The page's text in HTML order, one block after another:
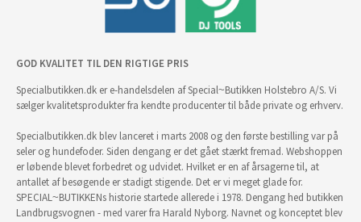
GOD KVALITET TIL DEN RIGTIGE PRIS
Specialbutikken.dk er e-handelsdelen af Special~Butikken Holstebro A/S. Vi
sælger kvalitetsprodukter fra kendte producenter til både private og erhverv.
Specialbutikken.dk blev lanceret i marts 2008 og den første bestilling var på
seler og hundefoder. Siden dengang er det gået stærkt fremad. Webshoppen
er løbende blevet forbedret og udvidet. Hvilket er en af årsagerne til, at
antallet af besøgende er stadigt stigende. Det er vi meget glade for.
SPECIAL~BUTIKKENs historie startede allerede i 1978. Dengang hed butikken
Landbrugsvognen - med varer fra Harald Nyborg. Navnet og konceptet blev